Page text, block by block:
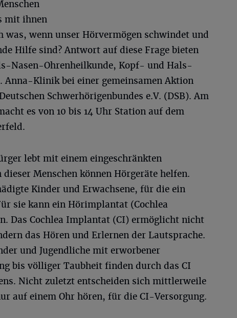
mit ihnen
was, wenn unser Hörvermögen schwindet und
Hilfe sind? Antwort auf diese Frage bieten
Nasen-Ohrenheilkunde, Kopf- und Hals-
Anna-Klinik bei einer gemeinsamen Aktion
Schwerhörigenbundes e.V. (DSB). Am
es von 10 bis 14 Uhr Station auf dem
lebt mit einem eingeschränkten
Menschen können Hörgeräte helfen.
Kinder und Erwachsene, für die ein
sie kann ein Hörimplantat (Cochlea
Das Cochlea Implantat (CI) ermöglicht nicht
das Hören und Erlernen der Lautsprache.
und Jugendliche mit erworbener
bis völliger Taubheit finden durch das CI
Nicht zuletzt entscheiden sich mittlerweile
auf einem Ohr hören, für die CI-Versorgung.